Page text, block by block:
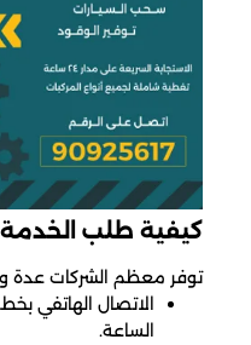
كيفية طلب
توفر معظم الشركات عدة
الاتصال الهاتفي
الساعة.